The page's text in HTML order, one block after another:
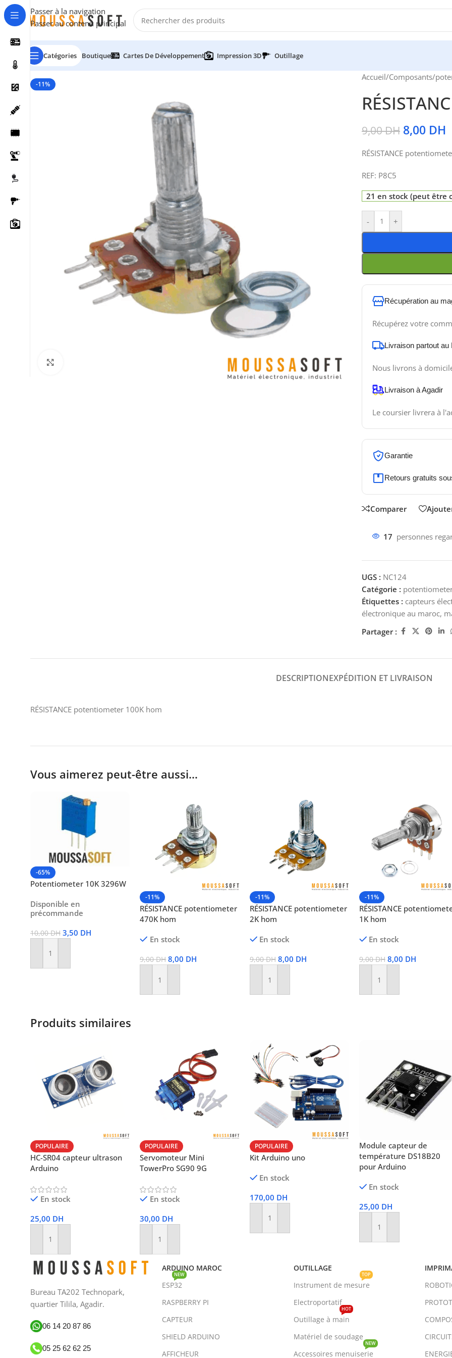
Passer à la navigation
Passer au contenu principal
05 25 62 62 25
moussasoft
Catégories Boutique Cartes De Développement Impression 3D Outillage
-11%
Accueil/Composants/
9,00DH 8,00 DH
RÉSISTANCE
REF: P8C5
21 en stock (peut être
- +
Récupération au
Récupérez votre
Livraison partout au
Nous livrons à
Livraison à Agadir
Le coursier livrera à
Garantie
Retours gratuits
Comparer
17 personnes
UGS : NC124
Catégorie :
Étiquettes : capteurs
électronique au maroc,
Partager :
DESCRIPTIONEXPÉDITION ET LIVRAISON
RÉSISTANCE potentiometer 100K hom
Vous aimerez peut-être aussi…
-65%
Potentiometer 10K 3296W
Disponible en
précommande
10,00DH 3,50 DH
Ajouter Au Panier
-11%
RÉSISTANCE potentiometer
470K hom
En stock
9,00DH 8,00 DH
Ajouter Au Panier
-11%
RÉSISTANCE potentiometer
2K hom
En stock
9,00DH 8,00 DH
Ajouter Au Panier
-11%
RÉSISTANCE
1K hom
En stock
9,00DH 8,00 DH
Ajouter Au Panier
Produits similaires
POPULAIRE
HC-SR04 capteur ultrason
Arduino
En stock
25,00 DH
Ajouter Au Panier
POPULAIRE
Servomoteur Mini
TowerPro SG90 9G
En stock
30,00 DH
Ajouter Au Panier
POPULAIRE
Kit Arduino uno
En stock
170,00 DH
Ajouter Au Panier
Module capteur de
température DS18B20
pour Arduino
En stock
25,00 DH
Ajouter Au Panier
Bureau TA202 Technopark,
quartier Tilila, Agadir.
06 14 20 87 86
05 25 62 62 25
ARDUINO MAROC
ESP32
NEW
RASPBERRY PI
CAPTEUR
SHIELD ARDUINO
AFFICHEUR
OUTILLAGE
Instrument de mesure
TOP
Electroportatif
Outillage à main
HOT
Matériel de soudage
Accessoires menuiserie
NEW